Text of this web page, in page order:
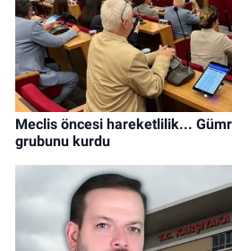
Meclis öncesi hareketlilik...
grubunu kurdu